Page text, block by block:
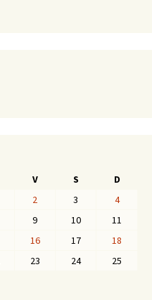
V S
D
2 3
4
9 10
11
16 17
18
23 24
25